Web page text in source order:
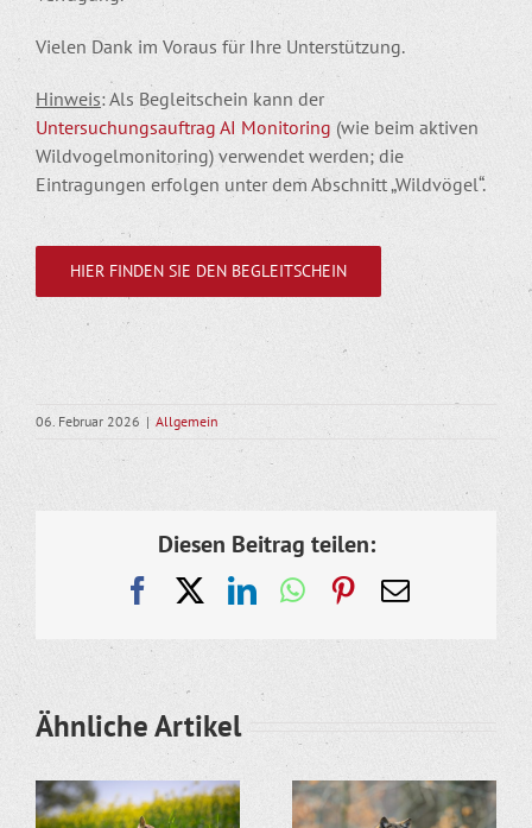
Vielen Dank im Voraus für Ihre Unterstützung.
Hinweis: Als Begleitschein kann der
Untersuchungsauftrag AI Monitoring (wie beim aktiven
Wildvogelmonitoring) verwendet werden; die
Eintragungen erfolgen unter dem Abschnitt „Wildvögel“.
HIER FINDEN SIE DEN BEGLEITSCHEIN
06. Februar 2026 | Allgemein
Diesen Beitrag teilen:
FacebookLinkedInWhatsApp
Pinterest
E-
Ähnliche Artikel